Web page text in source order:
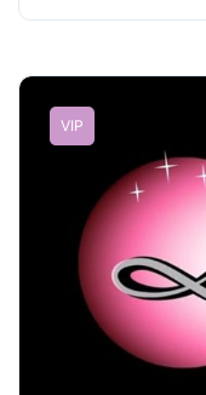
VIP